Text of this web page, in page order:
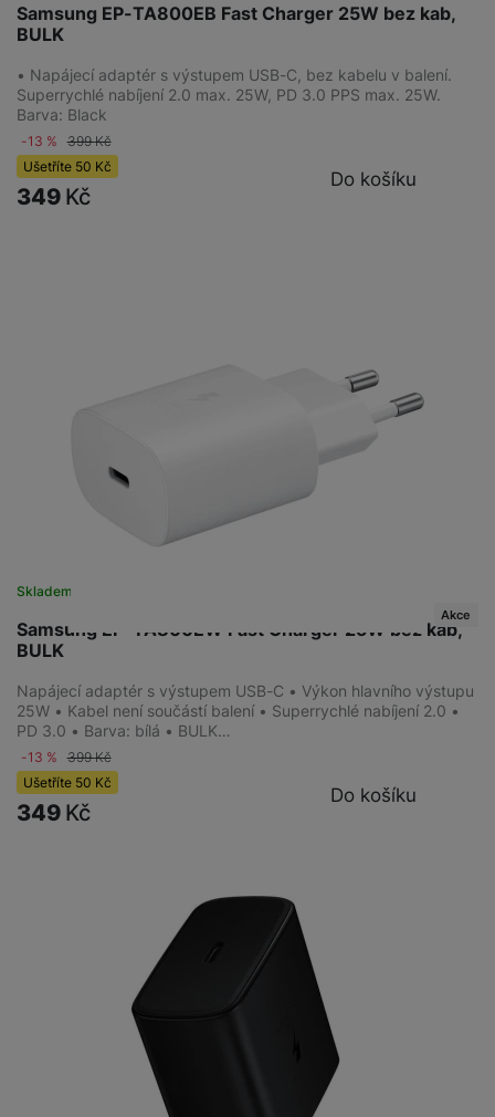
Samsung EP-TA800EB Fast Charger 25W bez kab,
BULK
• Napájecí adaptér s výstupem USB-C, bez kabelu v balení.
Superrychlé nabíjení 2.0 max. 25W, PD 3.0 PPS max. 25W.
Barva: Black
-13 % 399Kč
Ušetříte 50 Kč
349 Kč
Do košíku
Samsung EP-TA800EW Fast Charger 25W bez kab,
BULK
Skladem
Akce
Napájecí adaptér s výstupem USB-C • Výkon hlavního výstupu
25W • Kabel není součástí balení • Superrychlé nabíjení 2.0 •
PD 3.0 • Barva: bílá • BULK…
-13 % 399Kč
Ušetříte 50 Kč
349 Kč
Do košíku